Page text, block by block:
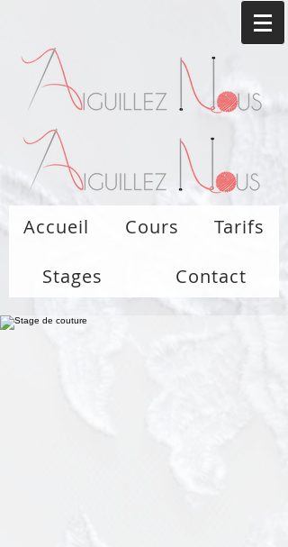
Accueil Cours Tarifs
Stages Contact